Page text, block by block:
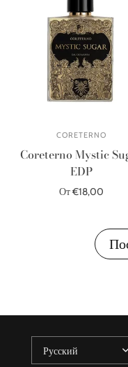
CORETERNO
Coreterno Mystic
EDP
От €18,00